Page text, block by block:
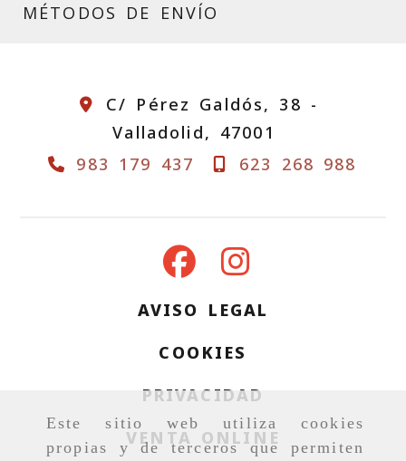
Este sitio web utiliza cookies
propias y de terceros que permiten
MÉTODOS DE ENVÍO
C/ Pérez Galdós, 38 -
Valladolid, 47001
983 179 437
623 268 988
AVISO LEGAL
COOKIES
PRIVACIDAD
VENTA ONLINE